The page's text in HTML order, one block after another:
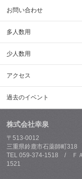
お問い合わせ
多人数用
少人数用
アクセス
過去のイベント
株式会社幸泉
〒513-0012
三重県鈴鹿市石薬師町318
TEL 059-374-1518 / Ｆ
1521